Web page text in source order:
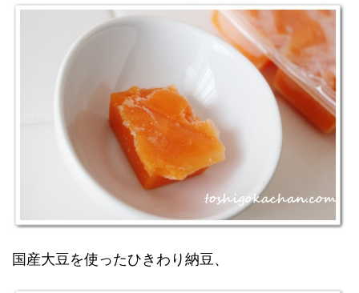
国産大豆を使ったひきわり納豆、